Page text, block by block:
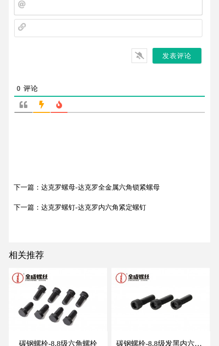
*
0 评论
下一篇：达克罗螺母-达克罗全金属六角锁紧螺母
下一篇：达克罗螺钉-达克罗内六角紧定螺钉
相关推荐
碳钢螺栓-8.8级六角螺栓 碳钢螺栓-8.8级发黑内六角螺钉